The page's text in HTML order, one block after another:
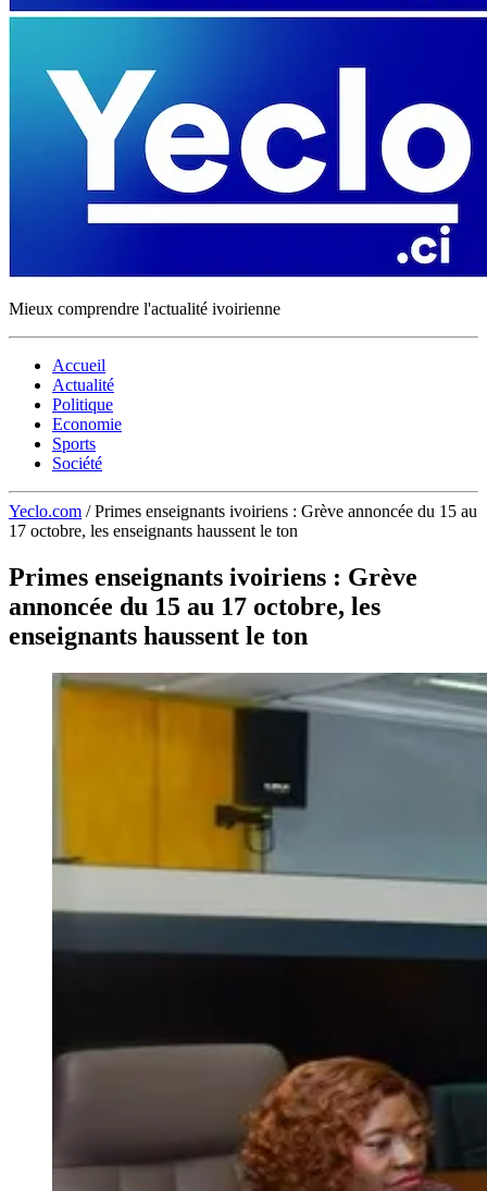
Mieux comprendre l'actualité ivoirienne
Accueil
Actualité
Politique
Economie
Sports
Société
Yeclo.com / Primes enseignants ivoiriens : Grève annoncée du 15 au
17 octobre, les enseignants haussent le ton
Primes enseignants ivoiriens : Grève
annoncée du 15 au 17 octobre, les
enseignants haussent le ton